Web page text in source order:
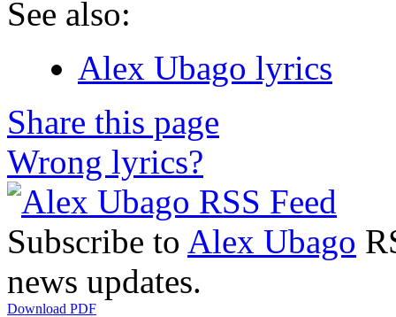
See also:
Alex Ubago lyrics
Share this page
Wrong lyrics?
Subscribe to Alex Ubago
news updates.
Download PDF